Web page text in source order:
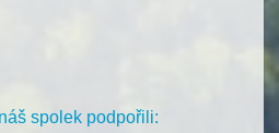
spolek podpořili: